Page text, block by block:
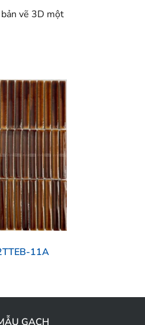
vẽ 3D một
11A
GẠCH